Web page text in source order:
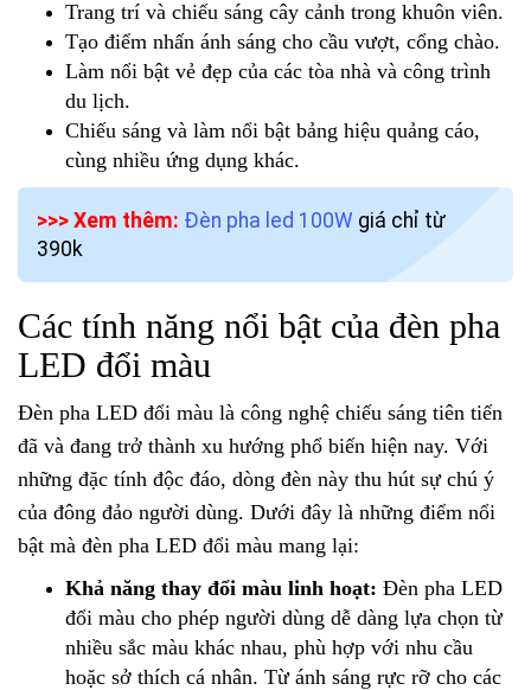
Trang trí và chiếu sáng cây cảnh trong khuôn viên.
Tạo điểm nhấn ánh sáng cho cầu vượt, cổng chào.
Làm nổi bật vẻ đẹp của các tòa nhà và công trình
du lịch.
Chiếu sáng và làm nổi bật bảng hiệu quảng cáo,
cùng nhiều ứng dụng khác.
>>> Xem thêm: Đèn pha led 100W giá chỉ từ
390k
Các tính năng nổi bật của đèn pha
LED đổi màu
Đèn pha LED đổi màu là công nghệ chiếu sáng tiên tiến
đã và đang trở thành xu hướng phổ biến hiện nay. Với
những đặc tính độc đáo, dòng đèn này thu hút sự chú ý
của đông đảo người dùng. Dưới đây là những điểm nổi
bật mà đèn pha LED đổi màu mang lại:
Khả năng thay đổi màu linh hoạt: Đèn pha LED
đổi màu cho phép người dùng dễ dàng lựa chọn từ
nhiều sắc màu khác nhau, phù hợp với nhu cầu
hoặc sở thích cá nhân. Từ ánh sáng rực rỡ cho các